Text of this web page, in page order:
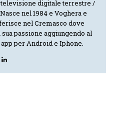
digitale terrestre /
nel 1984 e Voghera e
nel Cremasco dove
passione aggiungendo al
per Android e Iphone.